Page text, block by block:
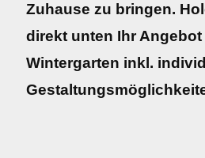
Zuhause zu bringen.
direkt unten Ihr Angebot
Wintergarten inkl.